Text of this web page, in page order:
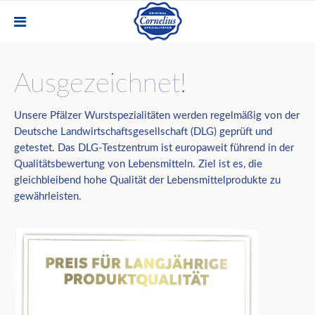
Ausgezeichnet!
Unsere Pfälzer Wurstspezialitäten werden regelmäßig von der
Deutsche Landwirtschaftsgesellschaft (DLG) geprüft und
getestet. Das DLG-Testzentrum ist europaweit führend in der
Qualitätsbewertung von Lebensmitteln. Ziel ist es, die
gleichbleibend hohe Qualität der Lebensmittelprodukte zu
gewährleisten.